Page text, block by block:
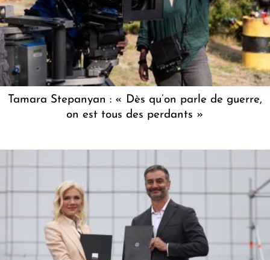
Tamara Stepanyan : « Dès qu’on parle de guerre,
on est tous des perdants »